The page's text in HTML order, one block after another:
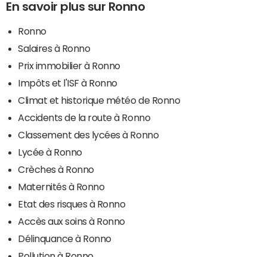
En savoir plus sur Ronno
Ronno
Salaires à Ronno
Prix immobilier à Ronno
Impôts et l'ISF à Ronno
Climat et historique météo de Ronno
Accidents de la route à Ronno
Classement des lycées à Ronno
Lycée à Ronno
Crèches à Ronno
Maternités à Ronno
Etat des risques à Ronno
Accès aux soins à Ronno
Délinquance à Ronno